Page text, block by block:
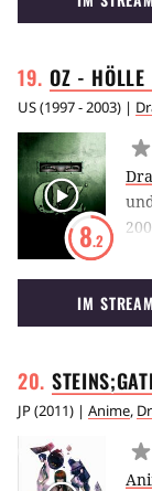
OZ -
US(1997 - 2003) |
8.2
IM STREAM
JP(2011) | Anime,